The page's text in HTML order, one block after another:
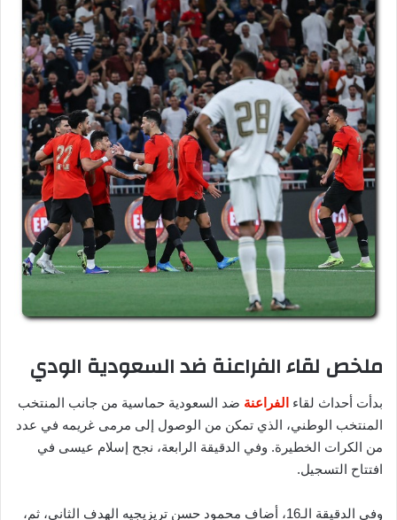
ملخص لقاء الفراعنة ضد السعودية الودي
بدأت أحداث لقاء الفراعنة ضد السعودية حماسية من جانب المنتخب
المنتخب الوطني، الذي تمكن من الوصول إلى مرمى غريمه في عدد
من الكرات الخطيرة. وفي الدقيقة الرابعة، نجح إسلام عيسى في
افتتاح التسجيل.
وفي الدقيقة الـ16، أضاف محمود حسن تريزيجيه الهدف الثاني، ثم،